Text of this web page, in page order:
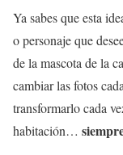
Ya sabes que esta
o personaje que
de la mascota de la
cambiar las fotos
transformarlo cada
habitación…